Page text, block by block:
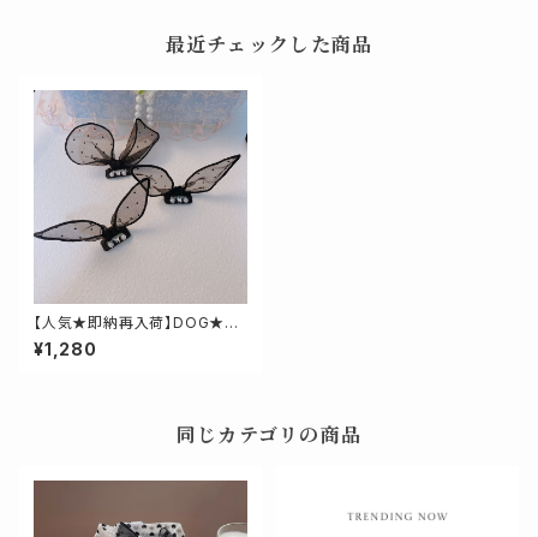
最近チェックした商品
【人気★即納再入荷】DOG★ド
ットBIGリボンヘアピン
¥1,280
同じカテゴリの商品